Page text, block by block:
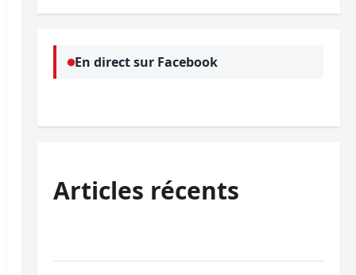
En direct sur Facebook
Articles récents